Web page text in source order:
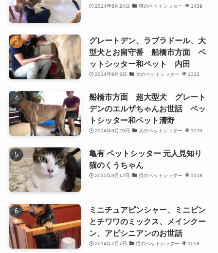
2014年8月24日 猫のペットシッター 1439
グレートデン、ラブラドール、大
型犬とお留守番 船橋市方面 ペ
ットシッター和ペット 内田
2014年9月3日 犬のペットシッター 1332
船橋市方面 超大型犬 グレート
デンのエルザちゃんお世話 ペッ
トシッター和ペット清野
2014年9月29日 犬のペットシッター 1170
亀有 ペットシッター 元人見知り
猫のくうちゃん
2015年9月12日 猫のペットシッター 1158
ミニチュアピンシャー、ミニピン
とチワワのミックス、メインクー
ン、アビシニアンのお世話
2014年7月7日 猫のペットシッター 1058